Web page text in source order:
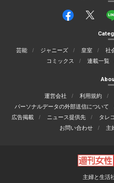
芸能 ジャニーズ 皇室 社
コミックス
連載一覧
運営会社 利用規約
パーソナルデータの外部送信について
広告掲載
ニュース提供先 タレ
お問い合わせ
主
主婦と生活